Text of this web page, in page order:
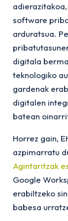
software
arduratsua.
digitala
teknologiko
gardenak
digitalen
batean
Horrez gain,
azpimarratu
Agintaritzak
Google
erabiltzeko
babesa